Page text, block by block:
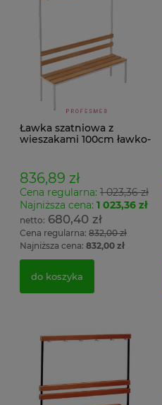
Ławka szatniowa z
wieszakami 100cm ławko-
836,89 zł
Cena regularna: 1 023,36 zł
Najniższa cena: 1 023,36 zł
680,40 zł
Cena regularna: 832,00 zł
Najniższa cena: 832,00 zł
do koszyka